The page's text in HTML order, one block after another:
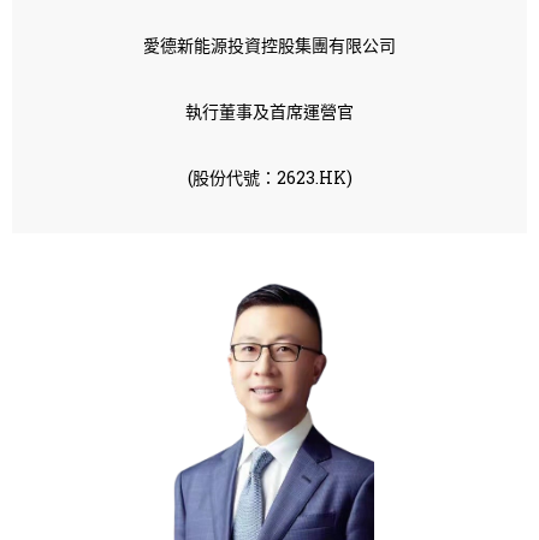
愛德新能源投資控股集團有限公司
執行董事及首席運營官
(股份代號：2623.HK)